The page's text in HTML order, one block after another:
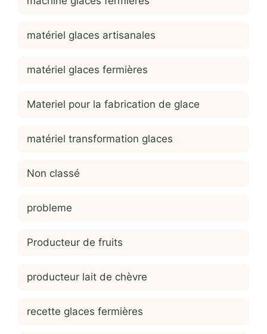
matériel glaces artisanales
matériel glaces fermières
Materiel pour la fabrication de glace
matériel transformation glaces
Non classé
probleme
Producteur de fruits
producteur lait de chèvre
recette glaces fermières